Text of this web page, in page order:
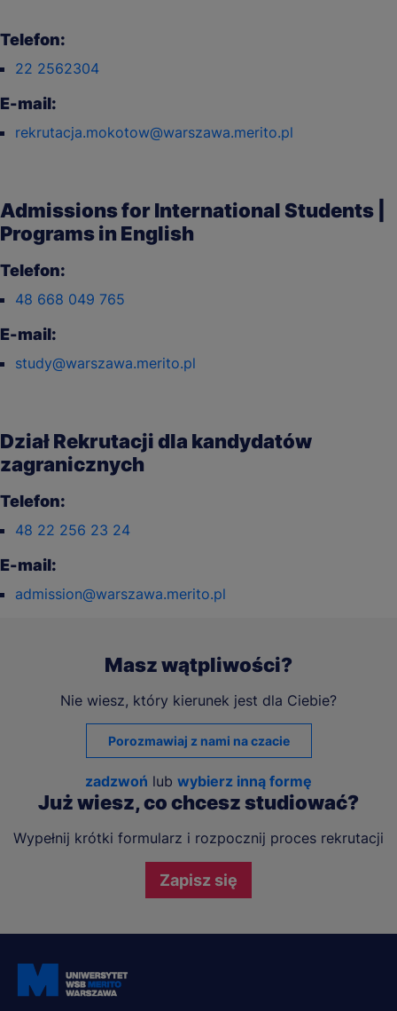
Telefon:
22 2562304
E-mail:
rekrutacja.mokotow@warszawa.merito.pl
Admissions for International Students |
Programs in English
Telefon:
48 668 049 765
E-mail:
study@warszawa.merito.pl
Dział Rekrutacji dla kandydatów
zagranicznych
Telefon:
48 22 256 23 24
E-mail:
admission@warszawa.merito.pl
Masz wątpliwości?
Nie wiesz, który kierunek jest dla Ciebie?
Porozmawiaj z nami na czacie
zadzwoń lub wybierz inną formę
Już wiesz, co chcesz studiować?
Wypełnij krótki formularz i rozpocznij proces rekrutacji
Zapisz się